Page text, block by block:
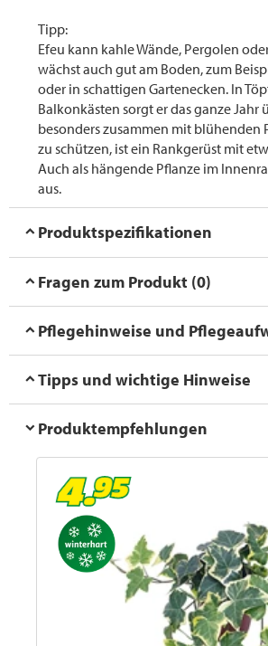
Tipp:
Efeu kann kahle Wände, Pergolen
wächst auch gut am Boden, zum
oder in schattigen Gartenecken. In
Balkonkästen sorgt er das ganze Jahr
besonders zusammen mit blühenden
zu schützen, ist ein Rankgerüst mit
Auch als hängende Pflanze im
aus.
Produktspezifikationen
Fragen zum Produkt (0)
Pflegehinweise und
Tipps und wichtige Hinweise
Produktempfehlungen